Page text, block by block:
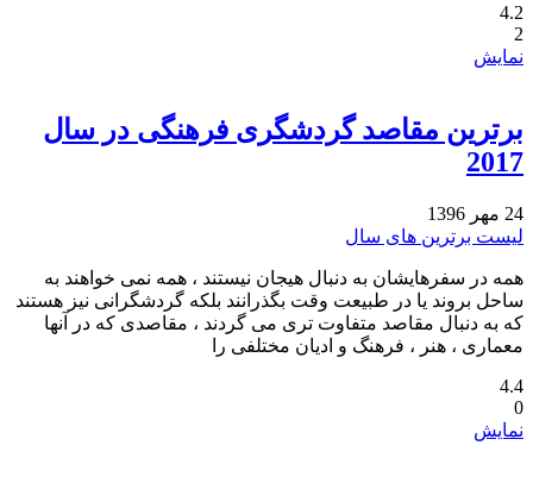
4.2
2
نمایش
برترین مقاصد گردشگری فرهنگی در سال
2017‏
24 مهر 1396
لیست برترین های سال
همه در سفرهایشان به دنبال هیجان نیستند ، همه نمی خواهند به
ساحل بروند یا در طبیعت وقت بگذرانند بلکه گردشگرانی نیز هستند
که به دنبال مقاصد متفاوت تری می گردند ، مقاصدی که در آنها
معماری ، هنر ، فرهنگ و ادیان مختلفی را
4.4
0
نمایش